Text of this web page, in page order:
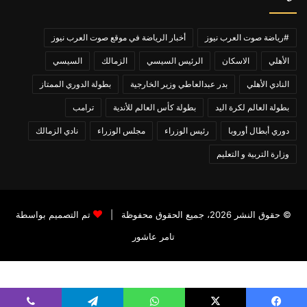
#رياضة صوت العرب نيوز أخبار الرياضة في موقع صوت العرب نيوز
الأهلي الاسكان الرئيس السيسي الزمالك السيسي
النادي الأهلي بدر عبدالعاطي وزير الخارجية بطولة الدوري الممتاز
بطولة العالم لكرة اليد بطولة كأس العالم للأندية ترامب
دوري أبطال أوروبا رئيس الوزراء مجلس الوزراء نادي الزمالك
وزارة التربية و التعليم
© حقوق النشر 2026، جميع الحقوق محفوظة |
تم التصميم بواسطة
تامر عاشور